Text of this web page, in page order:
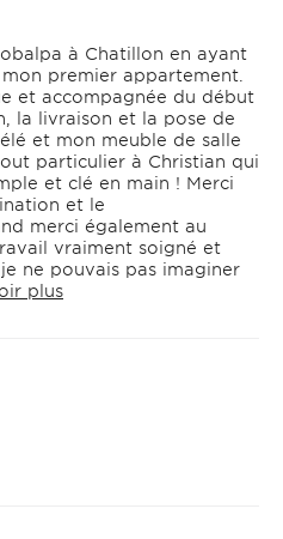
à Chatillon en ayant
premier appartement.
et accompagnée du début
la livraison et la pose de
et mon meuble de salle
particulier à Christian qui
et clé en main ! Merci
et le
merci également au
vraiment soigné et
ne pouvais pas imaginer
plus